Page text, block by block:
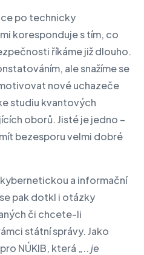
po technicky
koresponduje s tím, co
říkáme již dlouho.
ale snažíme se
nové uchazeče
studiu kvantových
oborů. Jisté je jedno –
bezesporu velmi dobré
a informační
se pak dotkl i otázky
či chcete-li
státní správy. Jako
NÚKIB, která „..je